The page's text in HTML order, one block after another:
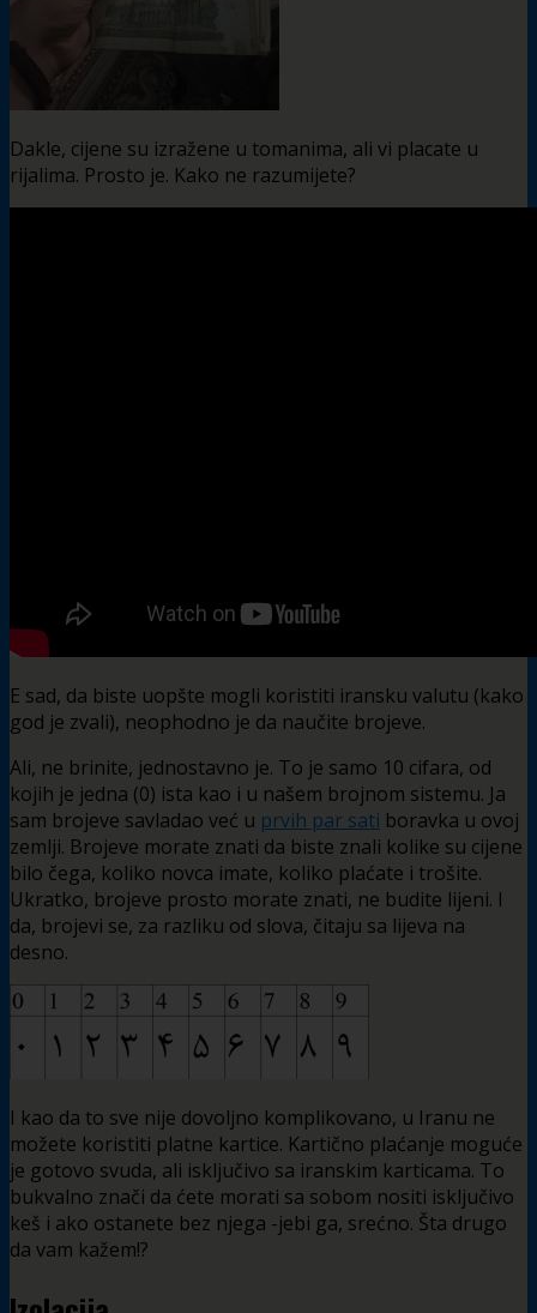
Dakle, cijene su izražene u tomanima, ali vi placate u
rijalima. Prosto je. Kako ne razumijete?
E sad, da biste uopšte mogli koristiti iransku valutu (kako
god je zvali), neophodno je da naučite brojeve.
Ali, ne brinite, jednostavno je. To je samo 10 cifara, od
kojih je jedna (0) ista kao i u našem brojnom sistemu. Ja
sam brojeve savladao već u prvih par sati boravka u ovoj
zemlji. Brojeve morate znati da biste znali kolike su cijene
bilo čega, koliko novca imate, koliko plaćate i trošite.
Ukratko, brojeve prosto morate znati, ne budite lijeni. I
da, brojevi se, za razliku od slova, čitaju sa lijeva na
desno.
I kao da to sve nije dovoljno komplikovano, u Iranu ne
možete koristiti platne kartice. Kartično plaćanje moguće
je gotovo svuda, ali isključivo sa iranskim karticama. To
bukvalno znači da ćete morati sa sobom nositi isključivo
keš i ako ostanete bez njega -jebi ga, srećno. Šta drugo
da vam kažem!?